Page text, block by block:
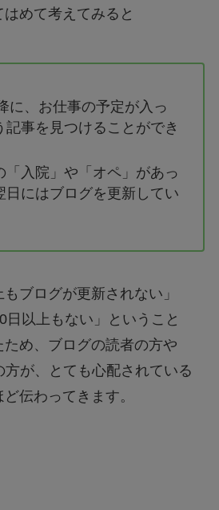
めて考えてみると
に、お仕事の予定が入っ
記事を見つけることができ
「入院」や「オペ」があっ
日にはブログを更新してい
ブログが更新されない」
日以上もない」ということ
め、ブログの読者の方や
が、とても心配されている
伝わってきます。